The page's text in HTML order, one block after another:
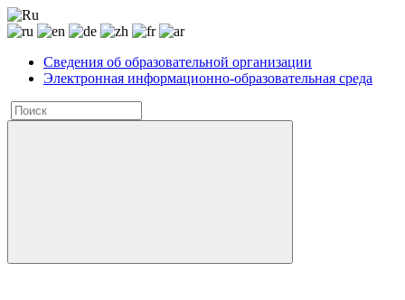
Сведения об образовательной организации
Электронная информационно-образовательная среда